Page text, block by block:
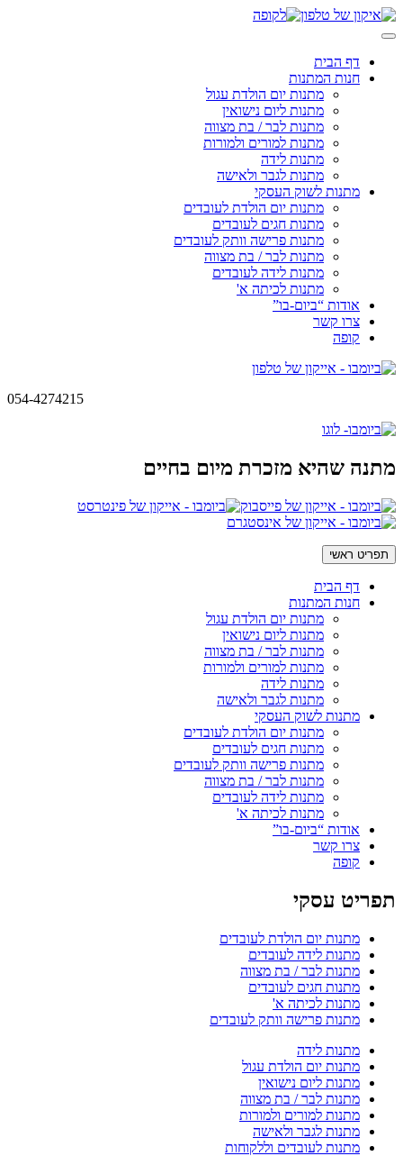
Skip
to
דף הבית
חנות המתנות
מתנות יום הולדת עגול
מתנות ליום נישואין
מתנות לבר / בת מצווה
מתנות למורים ולמורות
מתנות לידה
מתנות לגבר ולאישה
מתנות לשוק העסקי
מתנות יום הולדת לעובדים
מתנות חגים לעובדים
מתנות פרישה וותק לעובדים
מתנות לבר / בת מצווה
מתנות לידה לעובדים
מתנות לכיתה א'
אודות “ביום-בו”
צרו קשר
קופה
054-4274215
מתנה שהיא מזכרת מיום בחיים
תפריט ראשי
דף הבית
חנות המתנות
מתנות יום הולדת עגול
מתנות ליום נישואין
מתנות לבר / בת מצווה
מתנות למורים ולמורות
מתנות לידה
מתנות לגבר ולאישה
מתנות לשוק העסקי
מתנות יום הולדת לעובדים
מתנות חגים לעובדים
מתנות פרישה וותק לעובדים
מתנות לבר / בת מצווה
מתנות לידה לעובדים
מתנות לכיתה א'
אודות “ביום-בו”
צרו קשר
קופה
תפריט עסקי
מתנות יום הולדת לעובדים
מתנות לידה לעובדים
מתנות לבר / בת מצווה
מתנות חגים לעובדים
מתנות לכיתה א'
מתנות פרישה וותק לעובדים
מתנות לידה
מתנות יום הולדת עגול
מתנות ליום נישואין
מתנות לבר / בת מצווה
מתנות למורים ולמורות
מתנות לגבר ולאישה
מתנות לעובדים וללקוחות